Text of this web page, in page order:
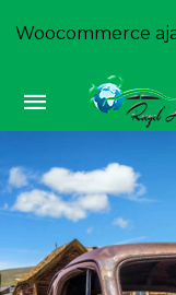
Woocommerce